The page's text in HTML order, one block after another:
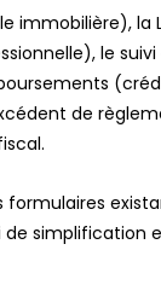
immobilière), la
le suivi
de
formulaires
de simplification